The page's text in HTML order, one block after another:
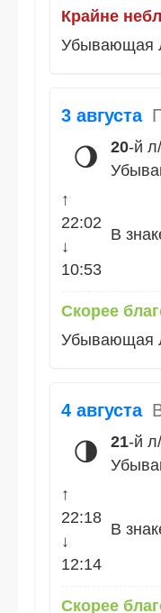
Крайне
Убывающая
3 августа
🌖 20-й
↑
22:02
↓
10:53
В
Скорее
Убывающая
4 августа
🌗 21-й
↑
22:18
↓
12:14
В
Скорее